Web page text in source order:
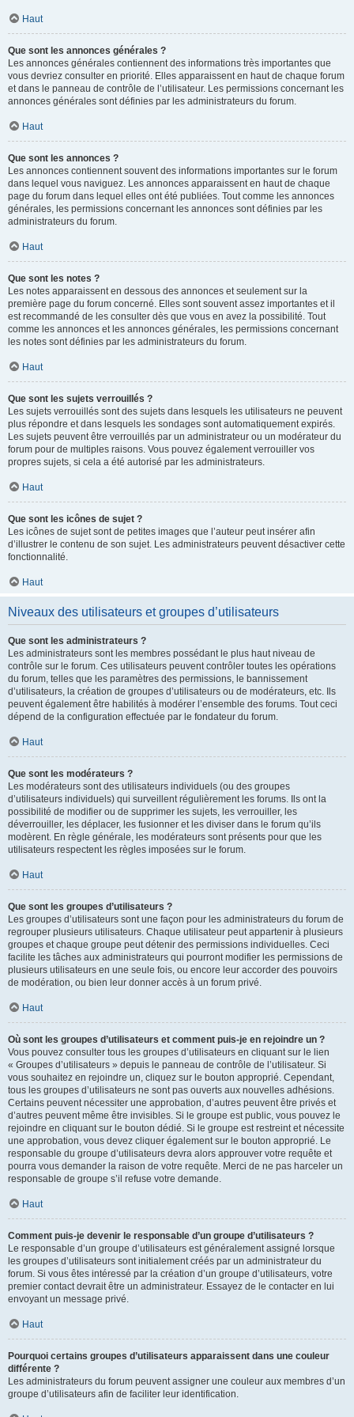
Haut
Que sont les annonces générales ?
Les annonces générales contiennent des informations très importantes que
vous devriez consulter en priorité. Elles apparaissent en haut de chaque forum
et dans le panneau de contrôle de l’utilisateur. Les permissions concernant les
annonces générales sont définies par les administrateurs du forum.
Haut
Que sont les annonces ?
Les annonces contiennent souvent des informations importantes sur le forum
dans lequel vous naviguez. Les annonces apparaissent en haut de chaque
page du forum dans lequel elles ont été publiées. Tout comme les annonces
générales, les permissions concernant les annonces sont définies par les
administrateurs du forum.
Haut
Que sont les notes ?
Les notes apparaissent en dessous des annonces et seulement sur la
première page du forum concerné. Elles sont souvent assez importantes et il
est recommandé de les consulter dès que vous en avez la possibilité. Tout
comme les annonces et les annonces générales, les permissions concernant
les notes sont définies par les administrateurs du forum.
Haut
Que sont les sujets verrouillés ?
Les sujets verrouillés sont des sujets dans lesquels les utilisateurs ne peuvent
plus répondre et dans lesquels les sondages sont automatiquement expirés.
Les sujets peuvent être verrouillés par un administrateur ou un modérateur du
forum pour de multiples raisons. Vous pouvez également verrouiller vos
propres sujets, si cela a été autorisé par les administrateurs.
Haut
Que sont les icônes de sujet ?
Les icônes de sujet sont de petites images que l’auteur peut insérer afin
d’illustrer le contenu de son sujet. Les administrateurs peuvent désactiver cette
fonctionnalité.
Haut
Niveaux des utilisateurs et groupes d’utilisateurs
Que sont les administrateurs ?
Les administrateurs sont les membres possédant le plus haut niveau de
contrôle sur le forum. Ces utilisateurs peuvent contrôler toutes les opérations
du forum, telles que les paramètres des permissions, le bannissement
d’utilisateurs, la création de groupes d’utilisateurs ou de modérateurs, etc. Ils
peuvent également être habilités à modérer l’ensemble des forums. Tout ceci
dépend de la configuration effectuée par le fondateur du forum.
Haut
Que sont les modérateurs ?
Les modérateurs sont des utilisateurs individuels (ou des groupes
d’utilisateurs individuels) qui surveillent régulièrement les forums. Ils ont la
possibilité de modifier ou de supprimer les sujets, les verrouiller, les
déverrouiller, les déplacer, les fusionner et les diviser dans le forum qu’ils
modèrent. En règle générale, les modérateurs sont présents pour que les
utilisateurs respectent les règles imposées sur le forum.
Haut
Que sont les groupes d’utilisateurs ?
Les groupes d’utilisateurs sont une façon pour les administrateurs du forum de
regrouper plusieurs utilisateurs. Chaque utilisateur peut appartenir à plusieurs
groupes et chaque groupe peut détenir des permissions individuelles. Ceci
facilite les tâches aux administrateurs qui pourront modifier les permissions de
plusieurs utilisateurs en une seule fois, ou encore leur accorder des pouvoirs
de modération, ou bien leur donner accès à un forum privé.
Haut
Où sont les groupes d’utilisateurs et comment puis-je en rejoindre un ?
Vous pouvez consulter tous les groupes d’utilisateurs en cliquant sur le lien
« Groupes d’utilisateurs » depuis le panneau de contrôle de l’utilisateur. Si
vous souhaitez en rejoindre un, cliquez sur le bouton approprié. Cependant,
tous les groupes d’utilisateurs ne sont pas ouverts aux nouvelles adhésions.
Certains peuvent nécessiter une approbation, d’autres peuvent être privés et
d’autres peuvent même être invisibles. Si le groupe est public, vous pouvez le
rejoindre en cliquant sur le bouton dédié. Si le groupe est restreint et nécessite
une approbation, vous devez cliquer également sur le bouton approprié. Le
responsable du groupe d’utilisateurs devra alors approuver votre requête et
pourra vous demander la raison de votre requête. Merci de ne pas harceler un
responsable de groupe s’il refuse votre demande.
Haut
Comment puis-je devenir le responsable d’un groupe d’utilisateurs ?
Le responsable d’un groupe d’utilisateurs est généralement assigné lorsque
les groupes d’utilisateurs sont initialement créés par un administrateur du
forum. Si vous êtes intéressé par la création d’un groupe d’utilisateurs, votre
premier contact devrait être un administrateur. Essayez de le contacter en lui
envoyant un message privé.
Haut
Pourquoi certains groupes d’utilisateurs apparaissent dans une couleur
différente ?
Les administrateurs du forum peuvent assigner une couleur aux membres d’un
groupe d’utilisateurs afin de faciliter leur identification.